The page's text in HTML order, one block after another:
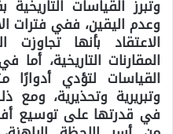
وتبرز القياسات
وعدم اليقين، ففي فترات
الاعتقاد بأنها
المقارنات التاريخية،
القياسات لتؤدي أدوارًا
وتبريرية وتحذيرية،
في قدرتها على توسيع أفق